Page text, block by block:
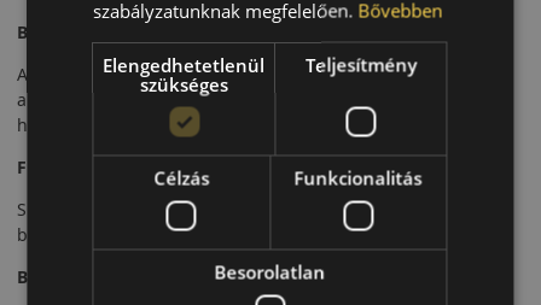
Bevezető
A Continental UltraContact egy nyári személyautó-abroncs,
amelyet a hosszú élettartam és a megbízható mindennapi
használat érdekében fejlesztettek.
Futófelület és tapadás
Speciális futófelülete egyenletes kopást és stabil tapadást
biztosít száraz és nedves úton is.
Biztonsági jellemzők
szabályzatunknak megfelelően. Bővebben
Elengedhetetlenül
szükséges
Teljesítmény
Célzás Funkcionalitás
Besorolatlan